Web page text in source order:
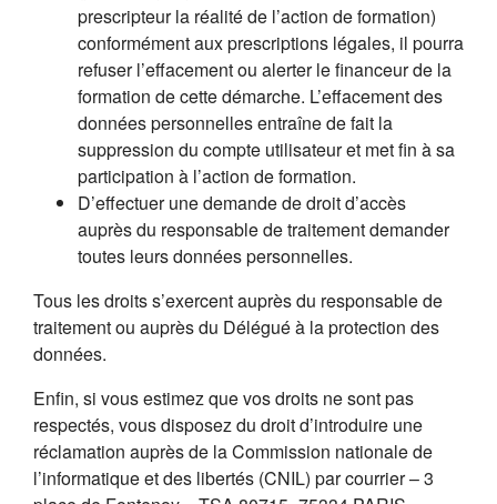
prescripteur la réalité de l’action de formation)
conformément aux prescriptions légales, il pourra
refuser l’effacement ou alerter le financeur de la
formation de cette démarche. L’effacement des
données personnelles entraîne de fait la
suppression du compte utilisateur et met fin à sa
participation à l’action de formation.
D’effectuer une demande de droit d’accès
auprès du responsable de traitement demander
toutes leurs données personnelles.
Tous les droits s’exercent auprès du responsable de
traitement ou auprès du Délégué à la protection des
données.
Enfin, si vous estimez que vos droits ne sont pas
respectés, vous disposez du droit d’introduire une
réclamation auprès de la Commission nationale de
l’informatique et des libertés (CNIL) par courrier – 3